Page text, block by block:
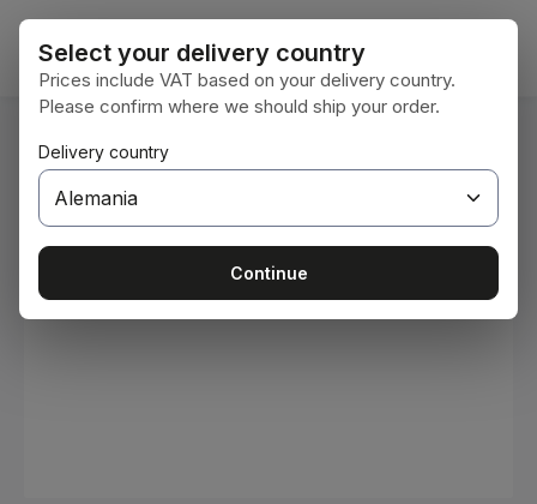
Saltar al contenido principal
Estás aquí: Inicio
Select your delivery country
Prices include VAT based on your delivery country.
Please confirm where we should ship your order.
Delivery country
Continue